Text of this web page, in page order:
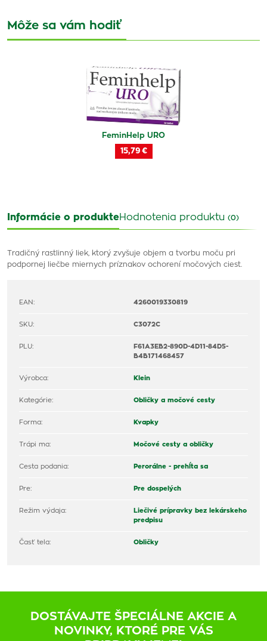
Môže sa vám hodiť
FeminHelp URO
15,79 €
Informácie o produkteHodnotenia produktu (0)
Tradičný rastlinný liek, ktorý zvyšuje objem a tvorbu moču pri
podpornej liečbe miernych príznakov ochorení močových ciest.
EAN: 4260019330819
SKU: C3072C
PLU:
F61A3EB2-890D-4D11-84D5-
B4B171468457
Výrobca: Klein
Kategórie: Obličky a močové cesty
Forma: Kvapky
Trápi ma: Močové cesty a obličky
Cesta podania: Perorálne - prehĺta sa
Pre: Pre dospelých
Režim výdaja:
Liečivé prípravky bez lekárskeho
predpisu
Časť tela: Obličky
DOSTÁVAJTE ŠPECIÁLNE AKCIE A
NOVINKY, KTORÉ PRE VÁS